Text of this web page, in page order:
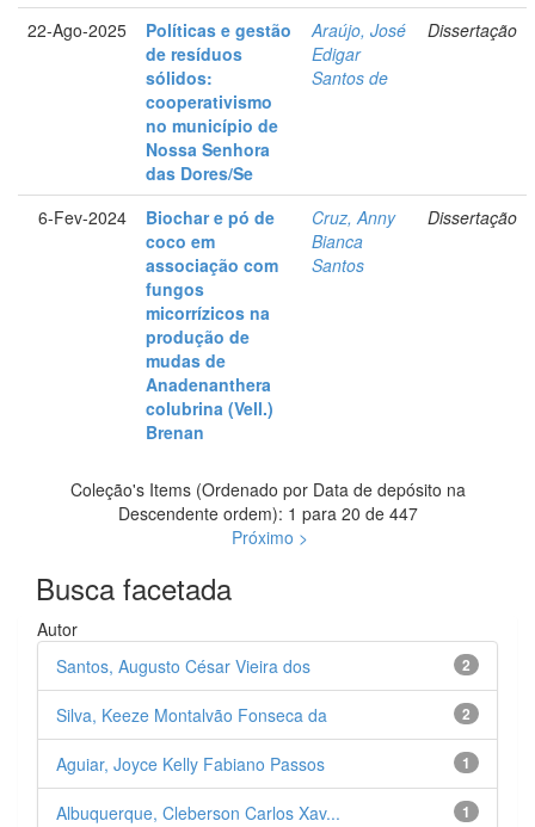
22-Ago-2025
Políticas e gestão
de resíduos
sólidos:
cooperativismo
no município de
Nossa Senhora
das Dores/Se
Araújo, José
Edigar
Santos de
Dissertação
6-Fev-2024
Biochar e pó de
coco em
associação com
fungos
micorrízicos na
produção de
mudas de
Anadenanthera
colubrina (Vell.)
Brenan
Cruz, Anny
Bianca
Santos
Dissertação
Coleção's Items (Ordenado por Data de depósito na
Descendente ordem): 1 para 20 de 447
Próximo >
Busca facetada
Autor
2
Santos, Augusto César Vieira dos
2
Silva, Keeze Montalvão Fonseca da
1
Aguiar, Joyce Kelly Fabiano Passos
1
Albuquerque, Cleberson Carlos Xav...